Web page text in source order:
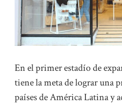
En el primer estadío de
tiene la meta de lograr una
países de América Latina y